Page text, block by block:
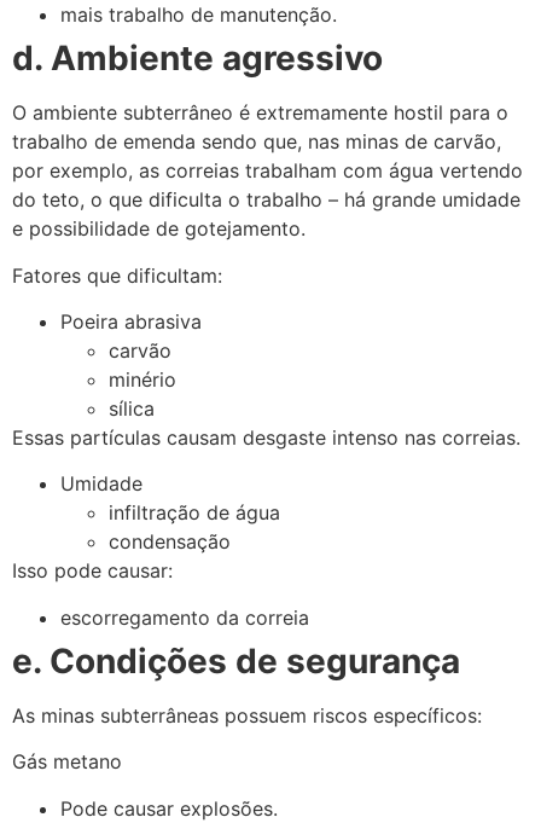
mais trabalho de manutenção.
d. Ambiente agressivo
O ambiente subterrâneo é extremamente hostil para o
trabalho de emenda sendo que, nas minas de carvão,
por exemplo, as correias trabalham com água vertendo
do teto, o que dificulta o trabalho – há grande umidade
e possibilidade de gotejamento.
Fatores que dificultam:
Poeira abrasiva
carvão
minério
sílica
Essas partículas causam desgaste intenso nas correias.
Umidade
infiltração de água
condensação
Isso pode causar:
escorregamento da correia
e. Condições de segurança
As minas subterrâneas possuem riscos específicos:
Gás metano
Pode causar explosões.